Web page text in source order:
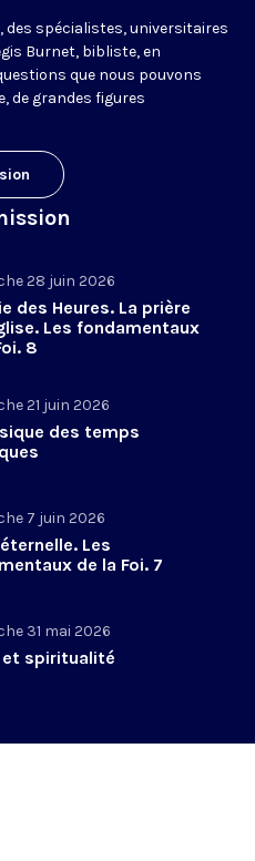
spécialistes, universitaires
Burnet, bibliste, en
que nous pouvons
de grandes figures
28 juin 2026
des Heures. La prière
Les fondamentaux
8
21 juin 2026
des temps
7 juin 2026
Les
de la Foi. 7
31 mai 2026
et spiritualité